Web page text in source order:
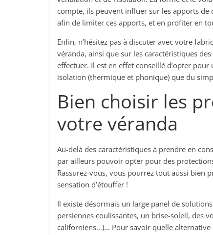
compte, ils peuvent influer sur les apports de
afin de limiter ces apports, et en profiter en
Enfin, n’hésitez pas à discuter avec votre
véranda, ainsi que sur les caractéristiques
effectuer. Il est en effet conseillé d’opter
isolation (thermique et phonique) que du
Bien choisir les
votre véranda
Au-delà des caractéristiques à prendre en
par ailleurs pouvoir opter pour des
Rassurez-vous, vous pourrez tout aussi bien
sensation d’étouffer !
Il existe désormais un large panel de
persiennes coulissantes, un brise-soleil, des
californiens…)… Pour savoir quelle alternative